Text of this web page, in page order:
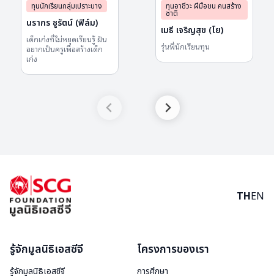
ทุนนักเรียนกลุ่มเปราะบาง
นรากร ชูรัตน์ (ฟิล์ม)
เด็กเก่งที่ไม่หยุดเรียนรู้ ฝัน
อยากเป็นครูเพื่อสร้างเด็ก
เก่ง
ทุนอาชีวะ ฝีมือชน คนสร้าง
ชาติ
เมธี เจริญสุข (โย)
รุ่นพี่นักเรียนทุน
THEN
รู้จักมูลนิธิเอสซีจี
รู้จักมูลนิธิเอสซีจี
โครงการของเรา
การศึกษา